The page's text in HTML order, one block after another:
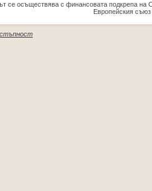
се осъществява с финансовата подкрепа на
Европейския